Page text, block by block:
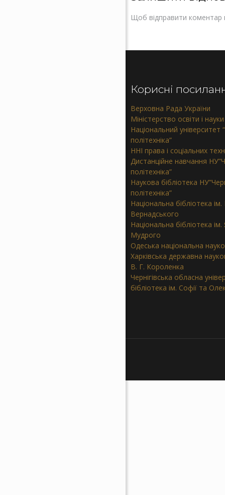
Щоб відправити коментар
Корисні
Верховна Рада України
Міністерство освіти і
Національний університет
політехніка”
ННІ права і соціальних
Дистанційне навчання
політехніка”
Наукова бібліотека
політехніка”
Національна бібліотека ім.
Вернадського
Національна бібліотека
Мудрого
Одеська національна
Харківська державна
В. Г. Короленка
Чернігівська обласна
бібліотека ім. Софії та